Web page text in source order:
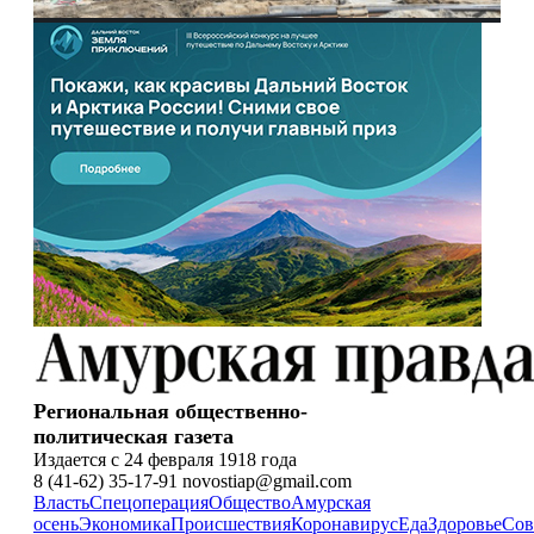
Региональная общественно-
политическая газета
Издается с 24 февраля 1918 года
8 (41-62) 35-17-91 novostiap@gmail.com
ВластьСпецоперацияОбществоАмурская
осеньЭкономикаПроисшествияКоронавирусЕдаЗдоровье